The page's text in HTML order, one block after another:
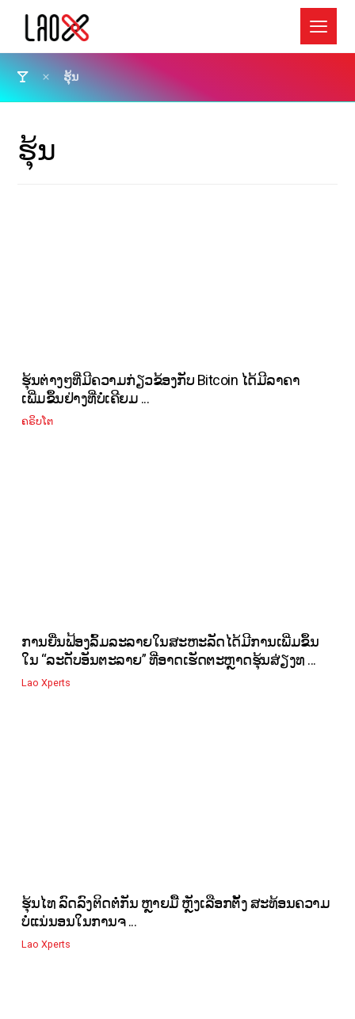
ຮຸ້ນ
ຮຸ້ນ
ຮຸ້ນຕ່າງໆທີ່ມີຄວາມກ່ຽວຂ້ອງກັບ Bitcoin ໄດ້ມີລາຄາ
ເພີ່ມຂຶ້ນຢ່າງທີ່ບໍ່ເຄີຍມ ...
ຄຣິບໂຕ
ການຍື່ນຟ້ອງລົ້ມລະລາຍໃນສະຫະລັດໄດ້ມີການເພີ່ມຂຶ້ນ
ໃນ “ລະດັບອັນຕະລາຍ” ທີ່ອາດເຮັດຕະຫຼາດຮຸ້ນສ່ຽງທ ...
Lao Xperts
ຮຸ້ນໄທ ລົດລົງຕິດຕໍ່ກັນ ຫຼາຍມື້ ຫຼັງເລືອກຕັ້ງ ສະທ້ອນຄວາມ
ບໍ່ແນ່ນອນໃນການຈ ...
Lao Xperts